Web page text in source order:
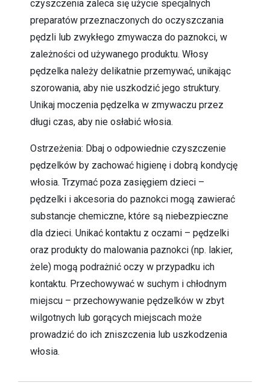
czyszczenia zaleca się użycie specjalnych
preparatów przeznaczonych do oczyszczania
pędzli lub zwykłego zmywacza do paznokci, w
zależności od używanego produktu. Włosy
pędzelka należy delikatnie przemywać, unikając
szorowania, aby nie uszkodzić jego struktury.
Unikaj moczenia pędzelka w zmywaczu przez
długi czas, aby nie osłabić włosia.
Ostrzeżenia: Dbaj o odpowiednie czyszczenie
pędzelków by zachować higienę i dobrą kondycję
włosia. Trzymać poza zasięgiem dzieci –
pędzelki i akcesoria do paznokci mogą zawierać
substancje chemiczne, które są niebezpieczne
dla dzieci. Unikać kontaktu z oczami – pędzelki
oraz produkty do malowania paznokci (np. lakier,
żele) mogą podrażnić oczy w przypadku ich
kontaktu. Przechowywać w suchym i chłodnym
miejscu – przechowywanie pędzelków w zbyt
wilgotnych lub gorących miejscach może
prowadzić do ich zniszczenia lub uszkodzenia
włosia.